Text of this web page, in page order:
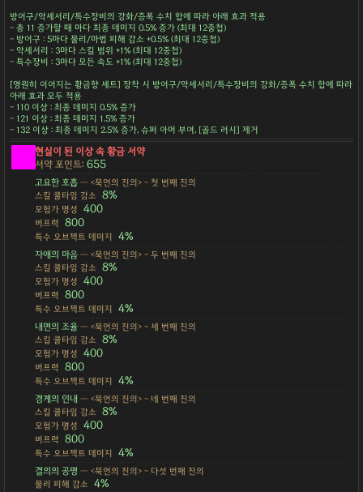
방어구/악세서리/특수장비의 강화/증폭 수치 합에 따라 아래 효과 적용
- 총 11 증가할 때 마다 최종 데미지 0.5% 증가 (최대 12중첩)
- 방어구 : 5마다 물리/마법 피해 감소 +0.5% (최대 12중첩)
- 악세서리 : 3마다 스킬 범위 +1% (최대 12중첩)
- 특수장비 : 3마다 모든 속도 +1% (최대 12중첩)
[영원히 이어지는 황금향 세트] 장착 시 방어구/악세서리/특수장비의 강화/증폭 수치 합에 따라
아래 효과 모두 적용
- 110 이상 : 최종 데미지 0.5% 증가
- 121 이상 : 최종 데미지 1.5% 증가
- 132 이상 : 최종 데미지 2.5% 증가, 슈퍼 아머 부여, [골드 러시] 제거
현실이 된 이상 속 황금 서약
서약 포인트:655
고요한 호흡— <묵언의 진의> - 첫 번째 진의
스킬 쿨타임 감소
8%
모험가 명성 400
버프력 800
특수 오브젝트 데미지 4%
자애의 마음— <묵언의 진의> - 두 번째 진의
스킬 쿨타임 감소
8%
모험가 명성 400
버프력 800
특수 오브젝트 데미지 4%
내면의 조율— <묵언의 진의> - 세 번째 진의
스킬 쿨타임 감소
8%
모험가 명성 400
버프력 800
특수 오브젝트 데미지 4%
경계의 인내— <묵언의 진의> - 네 번째 진의
스킬 쿨타임 감소
8%
모험가 명성 400
버프력 800
특수 오브젝트 데미지 4%
결의의 공명— <묵언의 진의> - 다섯 번째 진의
물리 피해 감소
4%